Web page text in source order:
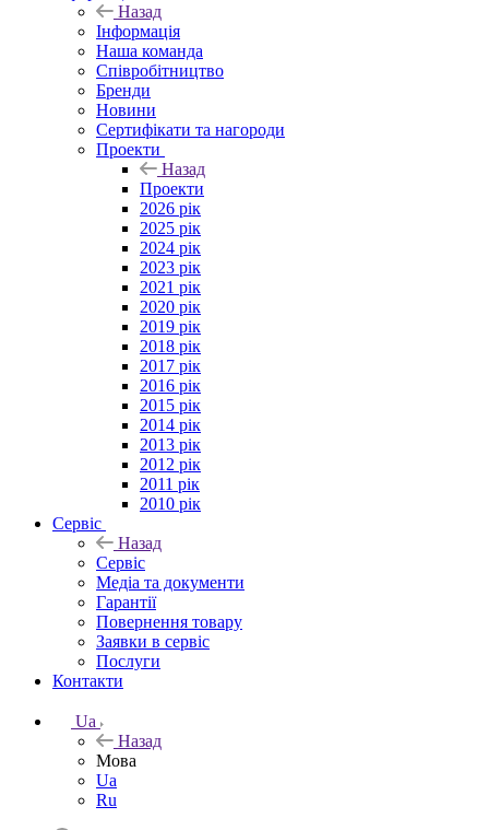
Назад
Інформація
Наша команда
Співробітництво
Бренди
Новини
Сертифікати та нагороди
Проекти
Назад
Проекти
2026 рік
2025 рік
2024 рік
2023 рік
2021 рік
2020 рік
2019 рік
2018 рік
2017 рік
2016 рік
2015 рік
2014 рік
2013 рік
2012 рік
2011 рік
2010 рік
Сервіс
Назад
Сервіс
Медіа та документи
Гарантії
Повернення товару
Заявки в сервіс
Послуги
Контакти
Ua
Назад
Мова
Ua
Ru